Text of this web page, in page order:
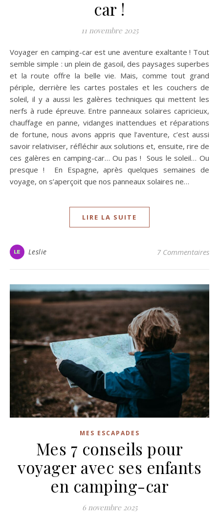
car !
11 novembre 2025
Voyager en camping-car est une aventure exaltante ! Tout
semble simple : un plein de gasoil, des paysages superbes
et la route offre la belle vie. Mais, comme tout grand
périple, derrière les cartes postales et les couchers de
soleil, il y a aussi les galères techniques qui mettent les
nerfs à rude épreuve. Entre panneaux solaires capricieux,
chauffage en panne, vidanges inattendues et réparations
de fortune, nous avons appris que l’aventure, c’est aussi
savoir relativiser, réfléchir aux solutions et, ensuite, rire de
ces galères en camping-car… Ou pas ! Sous le soleil… Ou
presque ! En Espagne, après quelques semaines de
voyage, on s’aperçoit que nos panneaux solaires ne…
LIRE LA SUITE
Leslie 7 Commentaires
MES ESCAPADES
Mes 7 conseils pour
voyager avec ses enfants
en camping-car
6 novembre 2025